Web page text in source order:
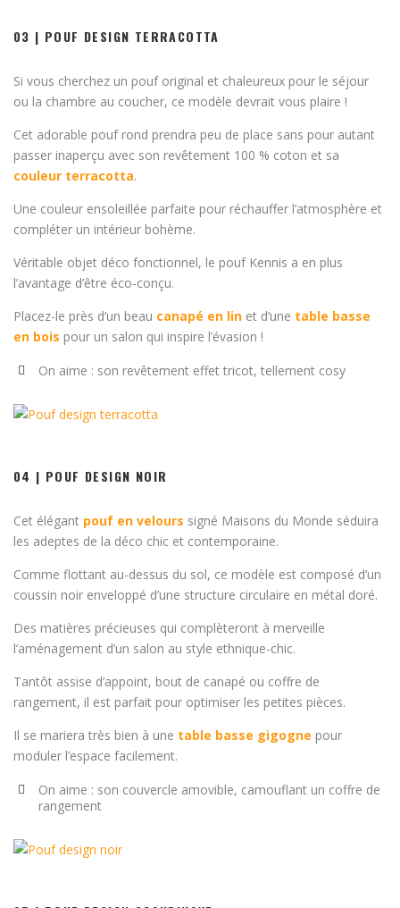
03 | POUF DESIGN TERRACOTTA
Si vous cherchez un pouf original et chaleureux pour le séjour
ou la chambre au coucher, ce modèle devrait vous plaire !
Cet adorable pouf rond prendra peu de place sans pour autant
passer inaperçu avec son revêtement 100 % coton et sa
couleur terracotta.
Une couleur ensoleillée parfaite pour réchauffer l’atmosphère et
compléter un intérieur bohème.
Véritable objet déco fonctionnel, le pouf Kennis a en plus
l’avantage d’être éco-conçu.
Placez-le près d’un beau canapé en lin et d’une table basse
en bois pour un salon qui inspire l’évasion !
On aime : son revêtement effet tricot, tellement cosy
04 | POUF DESIGN NOIR
Cet élégant pouf en velours signé Maisons du Monde séduira
les adeptes de la déco chic et contemporaine.
Comme flottant au-dessus du sol, ce modèle est composé d’un
coussin noir enveloppé d’une structure circulaire en métal doré.
Des matières précieuses qui complèteront à merveille
l’aménagement d’un salon au style ethnique-chic.
Tantôt assise d’appoint, bout de canapé ou coffre de
rangement, il est parfait pour optimiser les petites pièces.
Il se mariera très bien à une table basse gigogne pour
moduler l’espace facilement.
On aime : son couvercle amovible, camouflant un coffre de
rangement